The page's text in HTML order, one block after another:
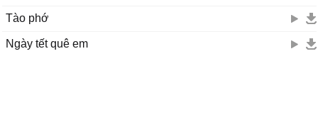
Tào phớ
Ngày tết quê em